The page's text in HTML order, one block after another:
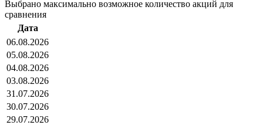
Выбрано максимально возможное количество акций для
сравнения
Дата
06.08.2026
05.08.2026
04.08.2026
03.08.2026
31.07.2026
30.07.2026
29.07.2026